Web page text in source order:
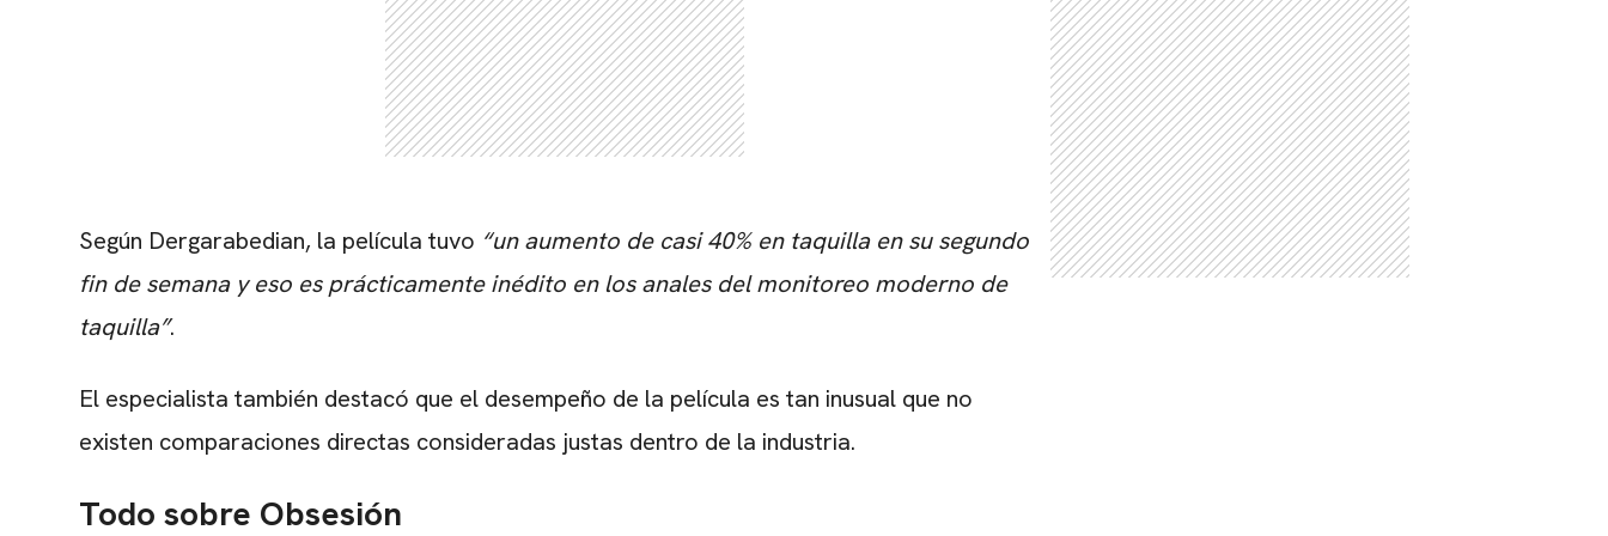
Según Dergarabedian, la película tuvo “un aumento de casi 40% en taquilla en su segundo
fin de semana y eso es prácticamente inédito en los anales del monitoreo moderno de
taquilla”.
El especialista también destacó que el desempeño de la película es tan inusual que no
existen comparaciones directas consideradas justas dentro de la industria.
Todo sobre Obsesión